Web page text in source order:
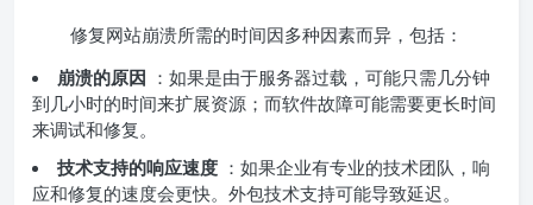
修复网站崩溃所需的时间因多种因素而异，包括：
崩溃的原因 ：如果是由于服务器过载，可能只需几分钟
到几小时的时间来扩展资源；而软件故障可能需要更长时间
来调试和修复。
技术支持的响应速度 ：如果企业有专业的技术团队，响
应和修复的速度会更快。外包技术支持可能导致延迟。